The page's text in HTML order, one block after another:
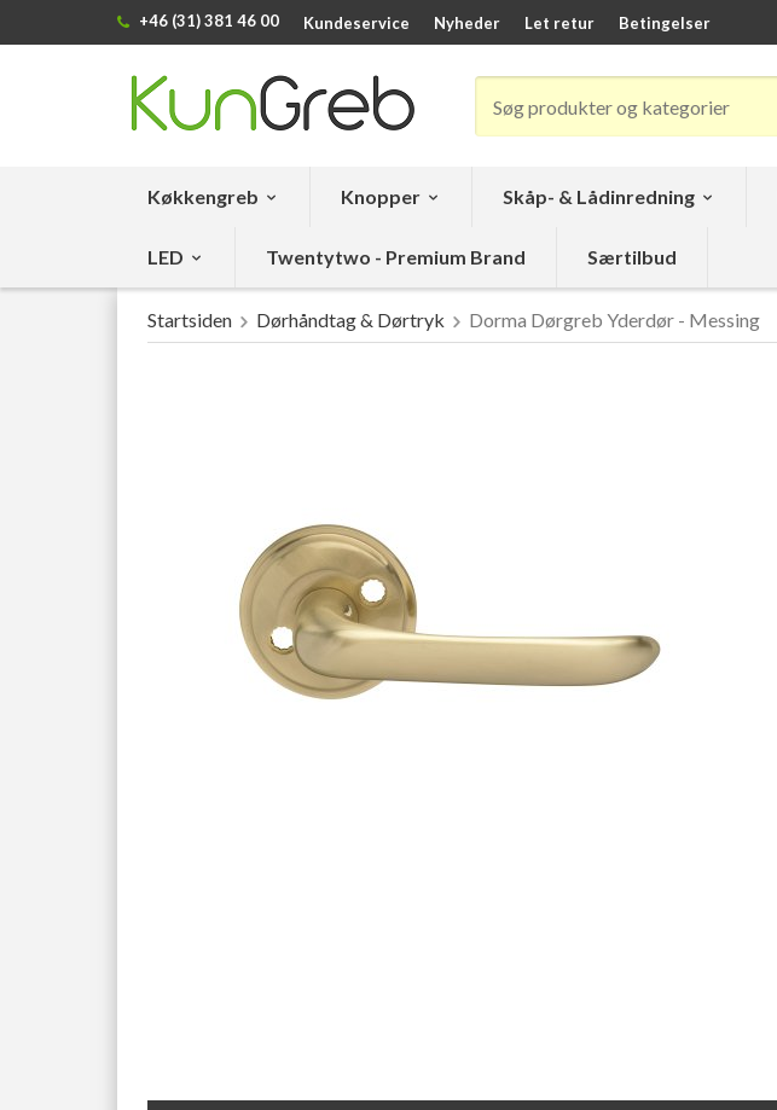
+46 (31) 381 46 00 Kundeservice Nyheder Let retur Betingelser
Køkkengreb Knopper Skåp- & Lådinredning
LED Twentytwo - Premium Brand Særtilbud
Startsiden Dørhåndtag & Dørtryk Dorma Dørgreb Yderdør - Messing